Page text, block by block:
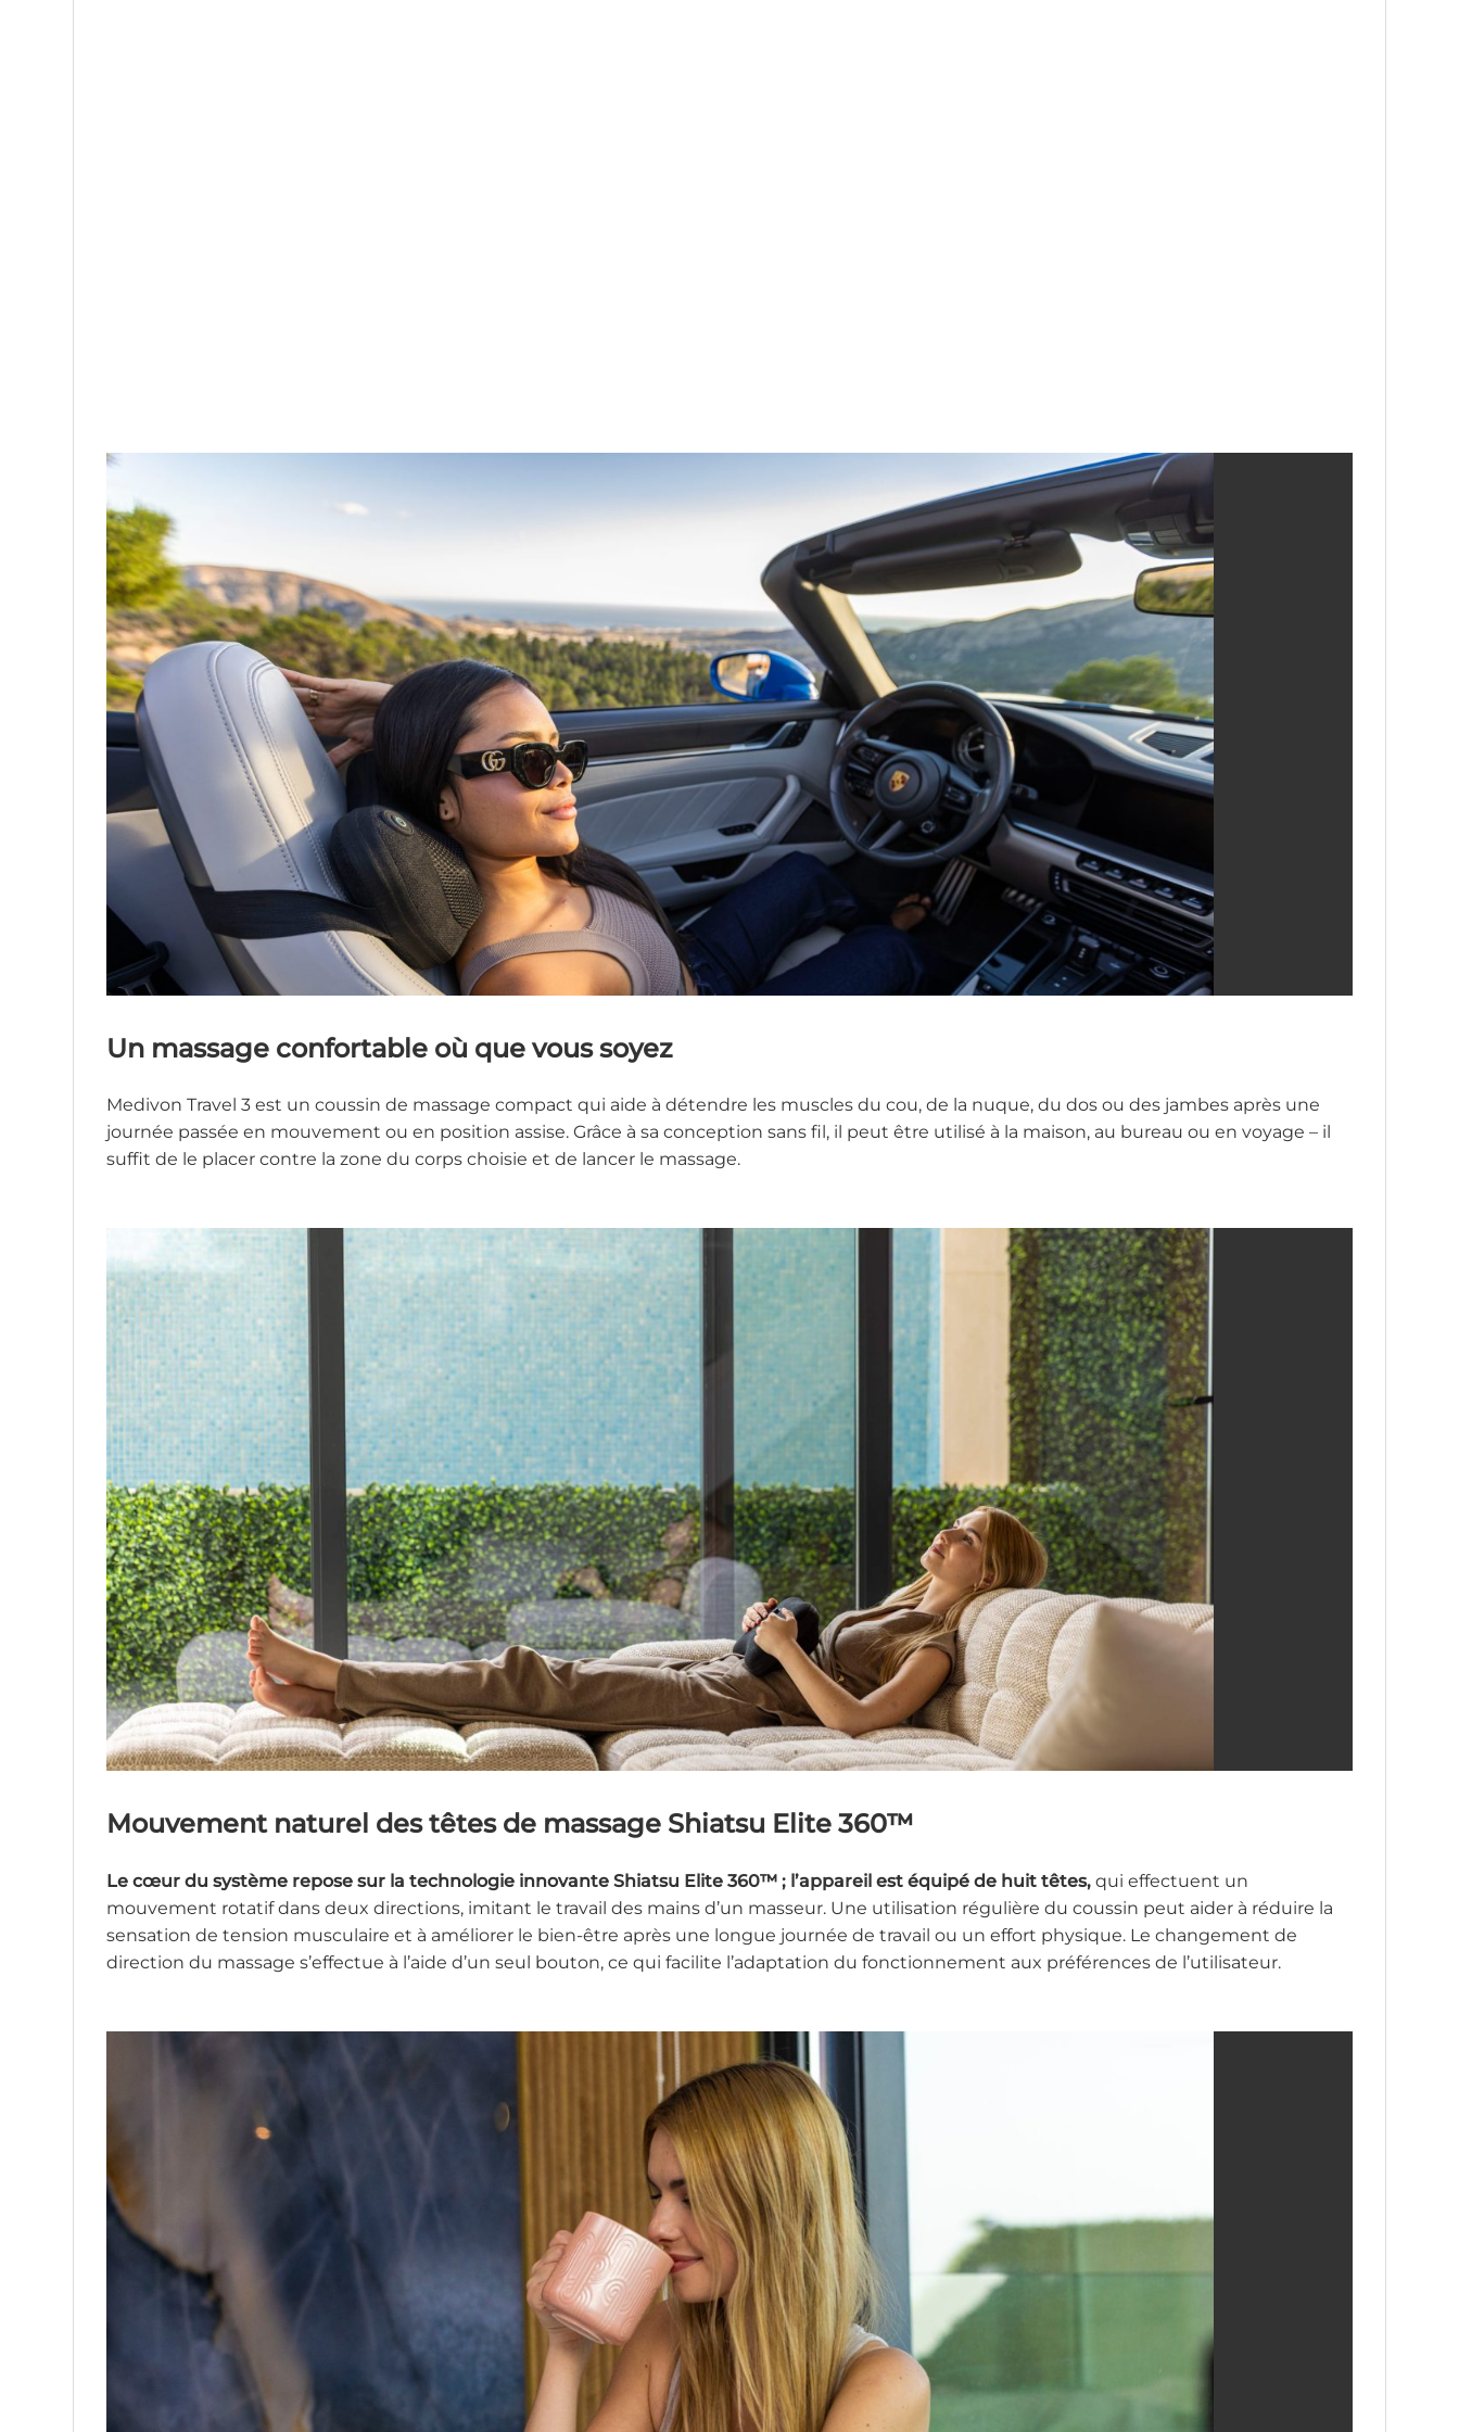
Un massage confortable où que vous soyez
Medivon Travel 3 est un coussin de massage compact qui aide à détendre les muscles du cou, de la nuque, du dos ou des jambes après une
journée passée en mouvement ou en position assise. Grâce à sa conception sans fil, il peut être utilisé à la maison, au bureau ou en voyage – il
suffit de le placer contre la zone du corps choisie et de lancer le massage.
Mouvement naturel des têtes de massage Shiatsu Elite 360™
Le cœur du système repose sur la technologie innovante Shiatsu Elite 360™ ; l’appareil est équipé de huit têtes, qui effectuent un
mouvement rotatif dans deux directions, imitant le travail des mains d’un masseur. Une utilisation régulière du coussin peut aider à réduire la
sensation de tension musculaire et à améliorer le bien-être après une longue journée de travail ou un effort physique. Le changement de
direction du massage s’effectue à l’aide d’un seul bouton, ce qui facilite l’adaptation du fonctionnement aux préférences de l’utilisateur.